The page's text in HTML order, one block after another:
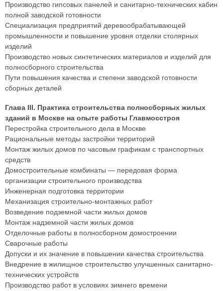
Производство гипсовых панелей и санитарно-технических кабин
полной заводской готовности
Специализация предприятий деревообрабатывающей
промышленности и повышение уровня отделки столярных
изделий
Производство новых синтетических материалов и изделий для
полносборного строительства
Пути повышения качества и степени заводской готовности
сборных деталей
Глава III. Практика строительства полносборных жилых
зданий в Москве на опыте работы Главмосстроя
Перестройка строительного дела в Москве
Рациональные методы застройки территорий
Монтаж жилых домов по часовым графикам с транспортных
средств
Домостроительные комбинаты — передовая форма
организации строительного производства
Инженерная подготовка территории
Механизация строительно-монтажных работ
Возведение подземной части жилых домов
Монтаж надземной части жилых домов
Отделочные работы в полносборном домостроении
Сварочные работы
Допуски и их значение в повышении качества строительства
Внедрение в жилищное строительство улучшенных санитарно-
технических устройств
Производство работ в условиях зимнего времени